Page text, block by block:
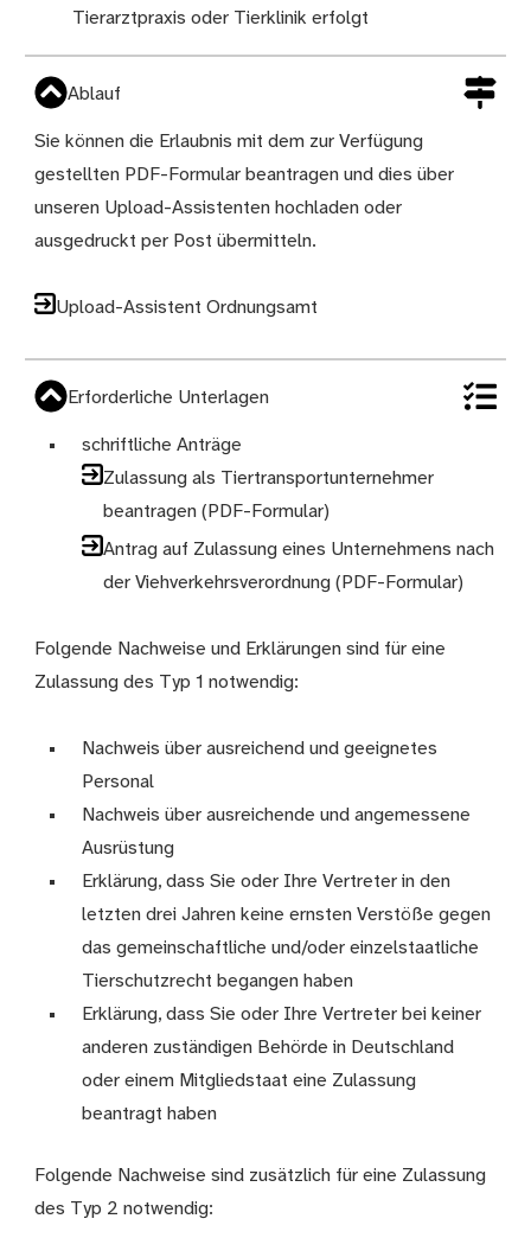
Tierarztpraxis oder Tierklinik erfolgt
Ablauf
Sie können die Erlaubnis mit dem zur Verfügung
gestellten PDF-Formular beantragen und dies über
unseren Upload-Assistenten hochladen oder
ausgedruckt per Post übermitteln.
Upload-Assistent Ordnungsamt
Erforderliche Unterlagen
schriftliche Anträge
Zulassung als Tiertransportunternehmer
beantragen (PDF-Formular)
Antrag auf Zulassung eines Unternehmens nach
der Viehverkehrsverordnung (PDF-Formular)
Folgende Nachweise und Erklärungen sind für eine
Zulassung des Typ 1 notwendig:
Nachweis über ausreichend und geeignetes
Personal
Nachweis über ausreichende und angemessene
Ausrüstung
Erklärung, dass Sie oder Ihre Vertreter in den
letzten drei Jahren keine ernsten Verstöße gegen
das gemeinschaftliche und/oder einzelstaatliche
Tierschutzrecht begangen haben
Erklärung, dass Sie oder Ihre Vertreter bei keiner
anderen zuständigen Behörde in Deutschland
oder einem Mitgliedstaat eine Zulassung
beantragt haben
Folgende Nachweise sind zusätzlich für eine Zulassung
des Typ 2 notwendig: